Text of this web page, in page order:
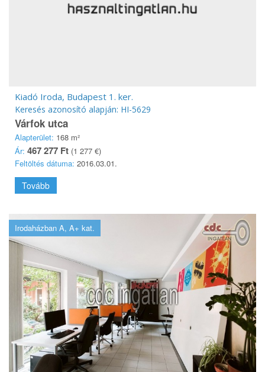
Kiadó Iroda, Budapest 1. ker.
Keresés azonosító alapján: HI-5629
Várfok utca
Alapterület: 168 m²
Ár: 467 277 Ft (1 277 €)
Feltöltés dátuma: 2016.03.01.
Tovább
Irodaházban A, A+ kat.